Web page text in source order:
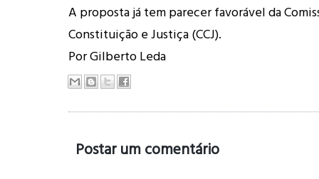
A proposta já tem parecer favorável da
Constituição e Justiça (CCJ).
Por Gilberto Leda
Postar um comentário